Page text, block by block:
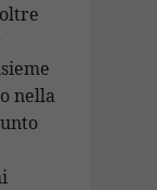
nella